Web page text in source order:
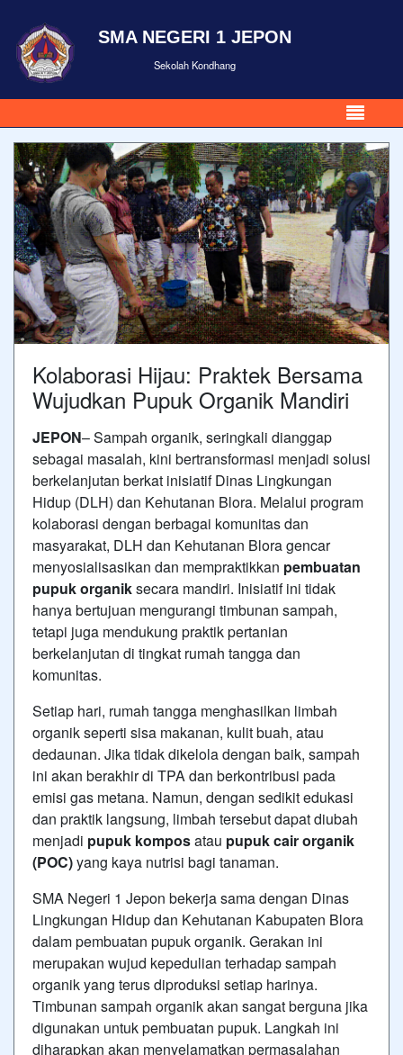
SMA NEGERI 1 JEPON
Sekolah Kondhang
Kolaborasi Hijau: Praktek Bersama
Wujudkan Pupuk Organik Mandiri
JEPON– Sampah organik, seringkali dianggap
sebagai masalah, kini bertransformasi menjadi solusi
berkelanjutan berkat inisiatif Dinas Lingkungan
Hidup (DLH) dan Kehutanan Blora. Melalui program
kolaborasi dengan berbagai komunitas dan
masyarakat, DLH dan Kehutanan Blora gencar
menyosialisasikan dan mempraktikkan pembuatan
pupuk organiksecara mandiri. Inisiatif ini tidak
hanya bertujuan mengurangi timbunan sampah,
tetapi juga mendukung praktik pertanian
berkelanjutan di tingkat rumah tangga dan
komunitas.
Setiap hari, rumah tangga menghasilkan limbah
organik seperti sisa makanan, kulit buah, atau
dedaunan. Jika tidak dikelola dengan baik, sampah
ini akan berakhir di TPA dan berkontribusi pada
emisi gas metana. Namun, dengan sedikit edukasi
dan praktik langsung, limbah tersebut dapat diubah
menjadi pupuk komposatau pupuk cair organik
(POC)yang kaya nutrisi bagi tanaman.
SMA Negeri 1 Jepon bekerja sama dengan Dinas
Lingkungan Hidup dan Kehutanan Kabupaten Blora
dalam pembuatan pupuk organik. Gerakan ini
merupakan wujud kepedulian terhadap sampah
organik yang terus diproduksi setiap harinya.
Timbunan sampah organik akan sangat berguna jika
digunakan untuk pembuatan pupuk. Langkah ini
diharapkan akan menyelamatkan permasalahan